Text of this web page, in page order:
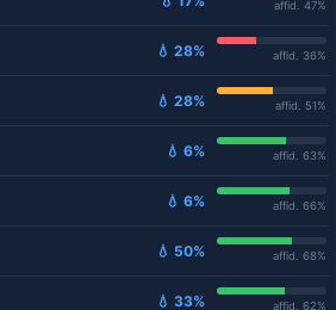
affid. 47%
💧 28% affid. 36%
💧 28% affid. 51%
💧 6% affid. 63%
💧 6% affid. 66%
💧 50% affid. 68%
💧 33% affid. 62%